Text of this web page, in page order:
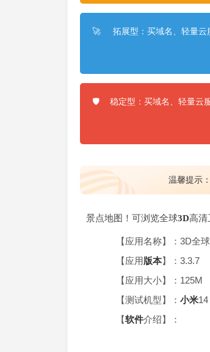
🚀
拓展型：买域名、轻量
🛡️
稳定型：买域名、轻量云
温馨提示
景点地图！可浏览全球3D高清
【应用名称】：3D全
【应用版本】：3.3.7
【应用大小】：125M
【测试机型】： 小米14
【软件介绍】：